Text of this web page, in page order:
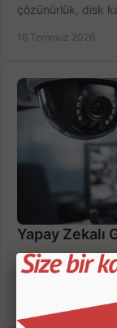
çözünürlük, disk
16 Temmuz 2026
Yapay Zekalı
Yapay zekalı
ayrımıyla daha